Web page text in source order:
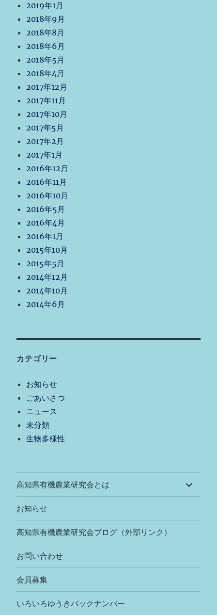
2019年1月
2018年9月
2018年8月
2018年6月
2018年5月
2018年4月
2017年12月
2017年11月
2017年10月
2017年5月
2017年2月
2017年1月
2016年12月
2016年11月
2016年10月
2016年5月
2016年4月
2016年1月
2015年10月
2015年5月
2014年12月
2014年10月
2014年6月
カテゴリー
お知らせ
ごあいさつ
ニュース
未分類
生物多様性
高知県有機農業研究会とは
ブ
メ
ー
開
お知らせ
高知県有機農業研究会ブログ（外部リンク）
お問い合わせ
会員募集
いろいろゆうきバックナンバー